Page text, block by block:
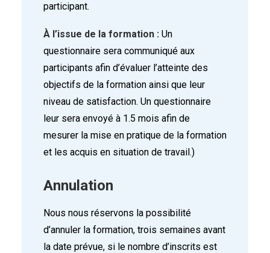
participant.
À l’issue de la formation : Un
questionnaire sera communiqué aux
participants afin d’évaluer l’atteinte des
objectifs de la formation ainsi que leur
niveau de satisfaction. Un questionnaire
leur sera envoyé à 1.5 mois afin de
mesurer la mise en pratique de la formation
et les acquis en situation de travail.)
Annulation
Nous nous réservons la possibilité
d’annuler la formation, trois semaines avant
la date prévue, si le nombre d’inscrits est